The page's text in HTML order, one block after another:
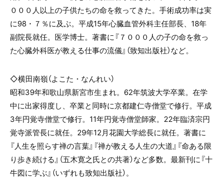
０００人以上の子供たちの命を救ってきた。手術成功率は実
に98・７％に及ぶ。平成15年心臓血管外科主任部長、18年
副院長就任。医学博士。著書に『７０００人の子の命を救っ
た心臓外科医が教える仕事の流儀』（致知出版社）など。
◇横田南嶺（よこた・なんれい）
昭和39年和歌山県新宮市生まれ。62年筑波大学卒業。在学
中に出家得度し、卒業と同時に京都建仁寺僧堂で修行。平成
3年円覚寺僧堂で修行。11年円覚寺僧堂師家。22年臨済宗円
覚寺派管長に就任。29年12月花園大学総長に就任。著書に
『人生を照らす禅の言葉』『禅が教える人生の大道』『命ある限
り歩き続ける』（五木寛之氏との共著）など多数。最新刊に『十
牛図に学ぶ』（いずれも致知出版社）。